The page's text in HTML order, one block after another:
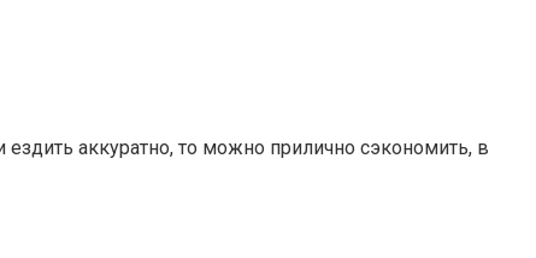
аккуратно, то можно прилично сэкономить, в